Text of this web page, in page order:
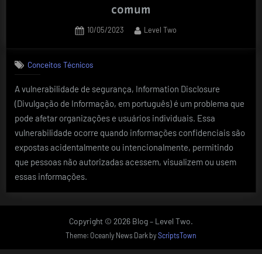
comum
Posted
10/05/2023 By
Level Two
Conceitos Técnicos
A vulnerabilidade de segurança, Information Disclosure
(Divulgação de Informação, em português) é um problema que
pode afetar organizações e usuários individuais. Essa
vulnerabilidade ocorre quando informações confidenciais são
expostas acidentalmente ou intencionalmente, permitindo
que pessoas não autorizadas acessem, visualizem ou usem
essas informações.
Copyright © 2026 Blog – Level Two.
Theme: Oceanly News Dark byScriptsTown